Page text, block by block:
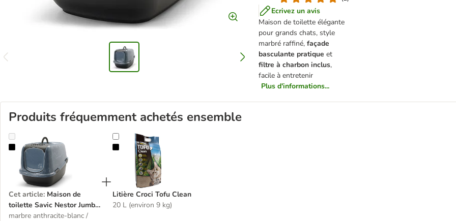
Ecrivez un avis
Maison de toilette élégante
pour grands chats, style
marbré raffiné, façade
basculante pratique et
filtre à charbon inclus,
facile à entretenir
Plus d'informations...
Produits fréquemment achetés ensemble
Maison de toilette Savic Nestor Jumbo Marble
Cet article: Maison de
toilette Savic Nestor Jumbo
Marble
marbre anthracite-blanc /
Litière Croci Tofu Clean
Litière Croci Tofu Clean
20 L (environ 9 kg)